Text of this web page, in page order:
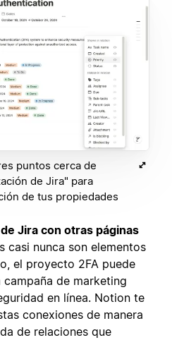
puntos cerca de
de Jira" para
de tus propiedades
Jira con otras páginas
casi nunca son elementos
el proyecto 2FA puede
de marketing
en línea. Notion te
conexiones de manera
de relaciones que